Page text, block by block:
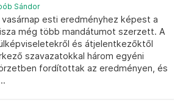
Sándor
vasárnap esti eredményhez képest a
még több mandátumot szerzett. A
és átjelentkezőktől
szavazatokkal három egyéni
fordítottak az eredményen, és